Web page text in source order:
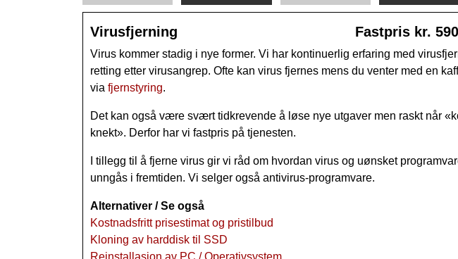
Virusfjerning Fastpris kr.
Virus kommer stadig i nye former. Vi har kontinuerlig erfaring med
retting etter virusangrep. Ofte kan virus fjernes mens du venter med en
via fjernstyring.
Det kan også være svært tidkrevende å løse nye utgaver men raskt når
knekt». Derfor har vi fastpris på tjenesten.
I tillegg til å fjerne virus gir vi råd om hvordan virus og uønsket
unngås i fremtiden. Vi selger også antivirus-programvare.
Alternativer / Se også
Kostnadsfritt prisestimat og pristilbud
Kloning av harddisk til SSD
Reinstallasjon av PC / Operativsystem